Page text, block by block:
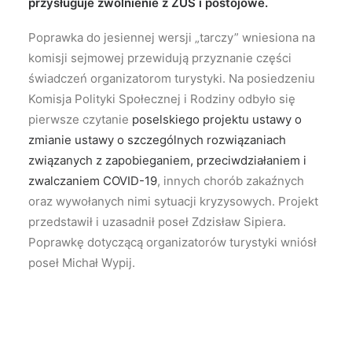
Poprawka do jesiennej wersji „tarczy” wniesiona na
komisji sejmowej przewidują przyznanie części
świadczeń organizatorom turystyki. Na posiedzeniu
Komisja Polityki Społecznej i Rodziny odbyło się
pierwsze czytanie poselskiego projektu ustawy o
zmianie ustawy o szczególnych rozwiązaniach
związanych z zapobieganiem, przeciwdziałaniem i
zwalczaniem COVID-19, innych chorób zakaźnych
oraz wywołanych nimi sytuacji kryzysowych. Projekt
przedstawił i uzasadnił poseł Zdzisław Sipiera.
Poprawkę dotyczącą organizatorów turystyki wniósł
poseł Michał Wypij.